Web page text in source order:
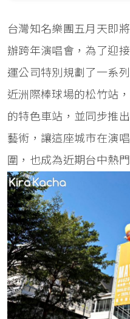
台灣知名樂團五月天即
辦跨年演唱會，為了迎
運公司特別規劃了一系
近洲際棒球場的松竹站
的特色車站，並同步推
藝術，讓這座城市在演
圍，也成為近期台中熱